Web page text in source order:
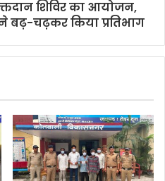
शिविर का आयोजन,
बढ़-चढ़कर किया प्रतिभाग